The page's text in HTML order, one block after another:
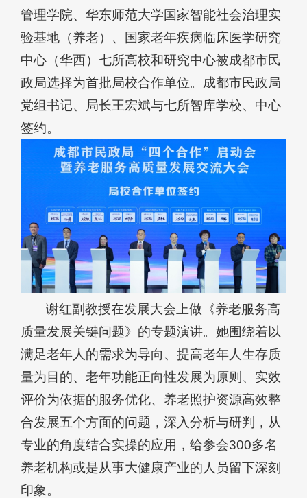
管理学院、华东师范大学国家智能社会治理实
验基地（养老）、国家老年疾病临床医学研究
中心（华西）七所高校和研究中心被成都市民
政局选择为首批局校合作单位。成都市民政局
党组书记、局长王宏斌与七所智库学校、中心
签约。
谢红副教授在发展大会上做《养老服务高
质量发展关键问题》的专题演讲。她围绕着以
满足老年人的需求为导向、提高老年人生存质
量为目的、老年功能正向性发展为原则、实效
评价为依据的服务优化、养老照护资源高效整
合发展五个方面的问题，深入分析与研判，从
专业的角度结合实操的应用，给参会300多名
养老机构或是从事大健康产业的人员留下深刻
印象。